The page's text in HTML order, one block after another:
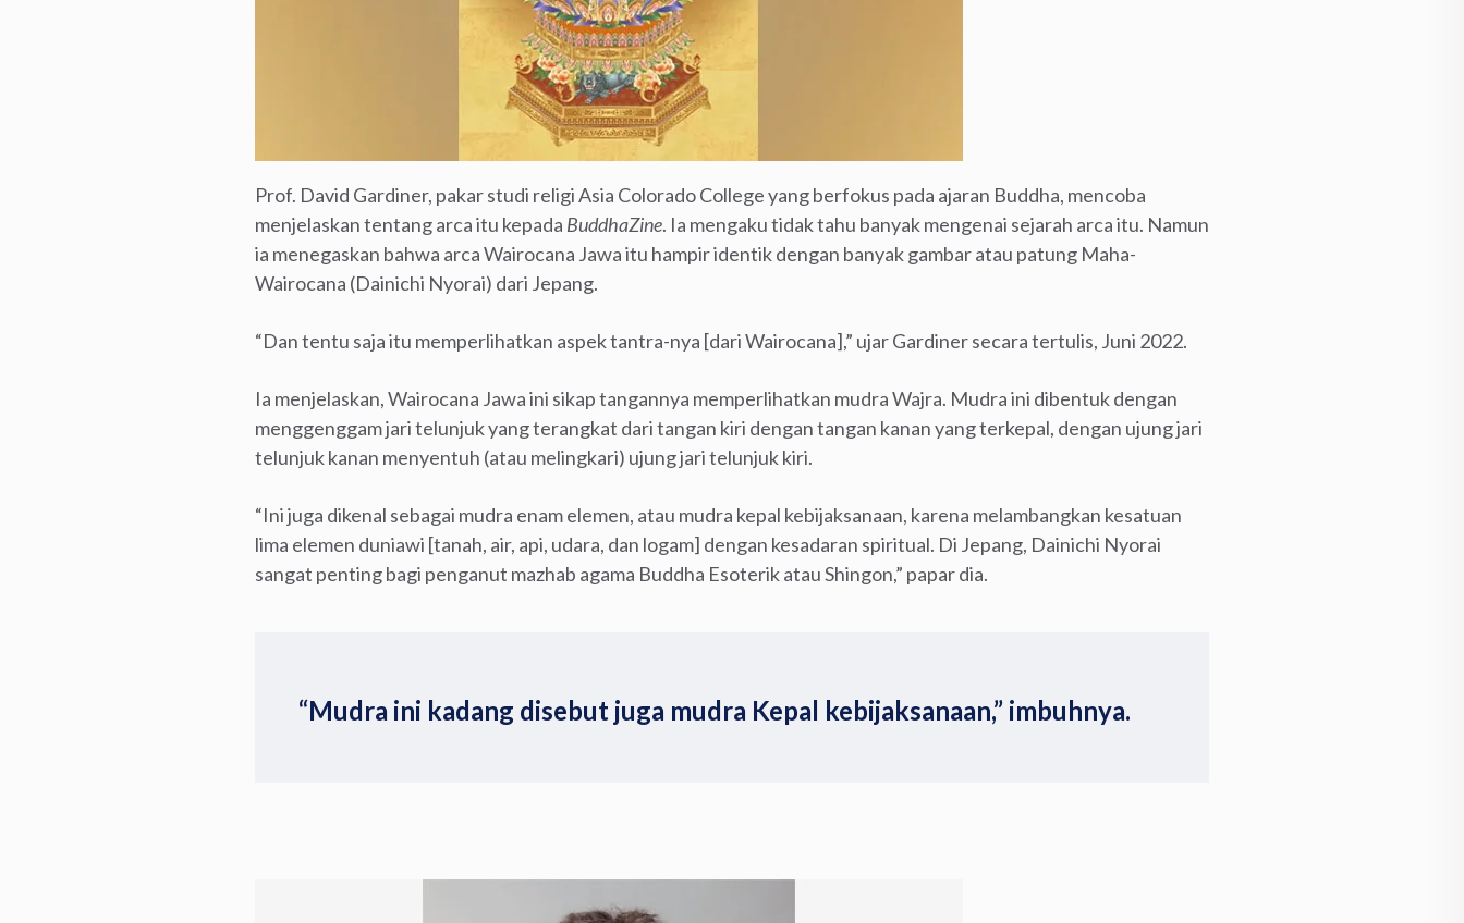
Prof. David Gardiner, pakar studi religi Asia Colorado College yang berfokus pada ajaran Buddha, mencoba
menjelaskan tentang arca itu kepada BuddhaZine. Ia mengaku tidak tahu banyak mengenai sejarah arca itu. Namun
ia menegaskan bahwa arca Wairocana Jawa itu hampir identik dengan banyak gambar atau patung Maha-
Wairocana (Dainichi Nyorai) dari Jepang.
“Dan tentu saja itu memperlihatkan aspek tantra-nya [dari Wairocana],” ujar Gardiner secara tertulis, Juni 2022.
Ia menjelaskan, Wairocana Jawa ini sikap tangannya memperlihatkan mudra Wajra. Mudra ini dibentuk dengan
menggenggam jari telunjuk yang terangkat dari tangan kiri dengan tangan kanan yang terkepal, dengan ujung jari
telunjuk kanan menyentuh (atau melingkari) ujung jari telunjuk kiri.
“Ini juga dikenal sebagai mudra enam elemen, atau mudra kepal kebijaksanaan, karena melambangkan kesatuan
lima elemen duniawi [tanah, air, api, udara, dan logam] dengan kesadaran spiritual. Di Jepang, Dainichi Nyorai
sangat penting bagi penganut mazhab agama Buddha Esoterik atau Shingon,” papar dia.
“Mudra ini kadang disebut juga mudra Kepal kebijaksanaan,” imbuhnya.